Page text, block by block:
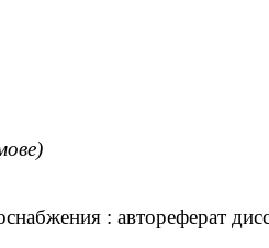
: автореферат